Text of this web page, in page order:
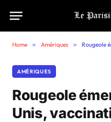
Home » Amériques » Rougeole
AMÉRIQUES
Rougeole
Unis,